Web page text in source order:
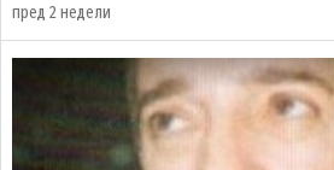
пред 2 недели